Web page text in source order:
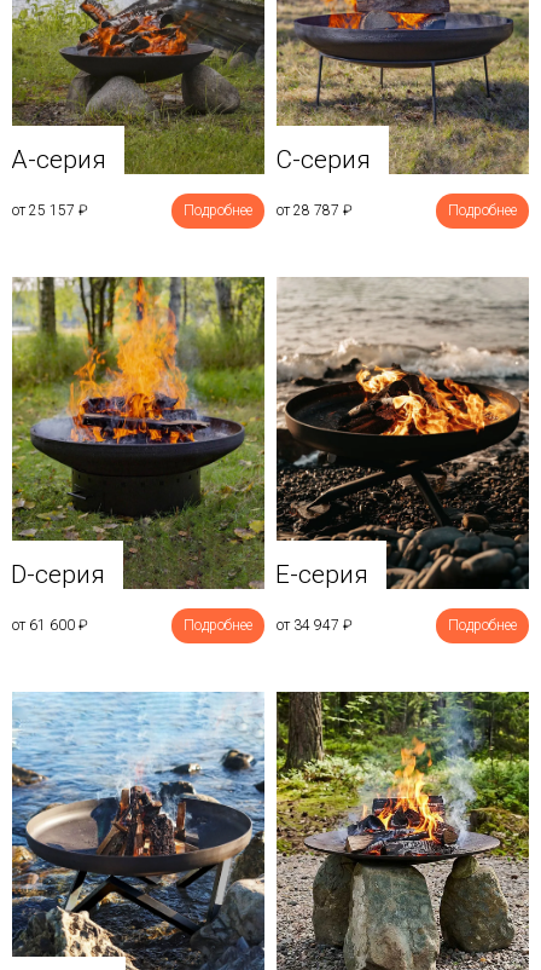
A-серия
от 25 157 ₽ Подробнее
C-серия
от 28 787 ₽ Подробнее
D-серия
от 61 600 ₽ Подробнее
E-серия
от 34 947 ₽ Подробнее